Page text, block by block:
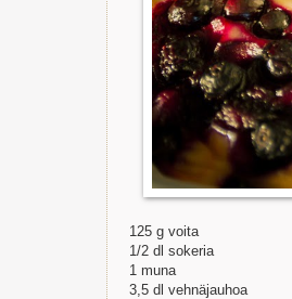
125 g voita
1/2 dl sokeria
1 muna
3,5 dl vehnäjauhoa